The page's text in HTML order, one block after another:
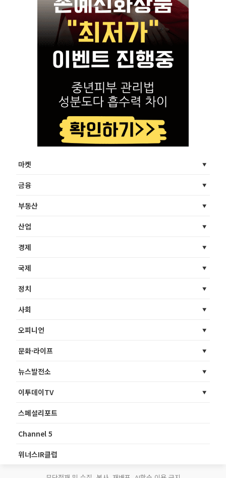
마켓
금융
부동산
산업
경제
국제
정치
사회
오피니언
문화·라이프
뉴스발전소
이투데이TV
스페셜리포트
Channel 5
위너스IR클럽